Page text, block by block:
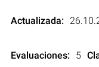
Actualizada:
Evaluaciones: 5